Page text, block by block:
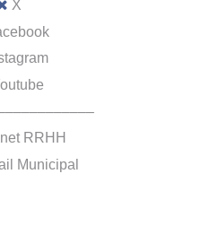
X
RRHH
Municipal